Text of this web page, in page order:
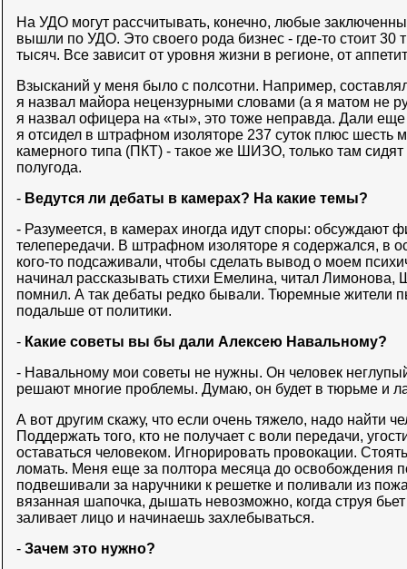
На УДО могут рассчитывать, конечно, любые
вышли по УДО. Это своего рода бизнес - где-то стоит 30
тысяч. Все зависит от уровня жизни в регионе, от
Взысканий у меня было с полсотни. Например,
я назвал майора нецензурными словами (а я матом не
я назвал офицера на «ты», это тоже неправда. Дали еще
я отсидел в штрафном изоляторе 237 суток плюс шесть
камерного типа (ПКТ) - такое же ШИЗО, только там
полугода.
- Ведутся ли дебаты в камерах? На какие темы?
- Разумеется, в камерах иногда идут споры: обсуждают
телепередачи. В штрафном изоляторе я содержался, в
кого-то подсаживали, чтобы сделать вывод о моем
начинал рассказывать стихи Емелина, читал Лимонова,
помнил. А так дебаты редко бывали. Тюремные жители
подальше от политики.
- Какие советы вы бы дали Алексею Навальному?
- Навальному мои советы не нужны. Он человек
решают многие проблемы. Думаю, он будет в тюрьме и
А вот другим скажу, что если очень тяжело, надо найти
Поддержать того, кто не получает с воли передачи,
оставаться человеком. Игнорировать провокации.
ломать. Меня еще за полтора месяца до освобождения
подвешивали за наручники к решетке и поливали из
вязанная шапочка, дышать невозможно, когда струя
заливает лицо и начинаешь захлебываться.
- Зачем это нужно?